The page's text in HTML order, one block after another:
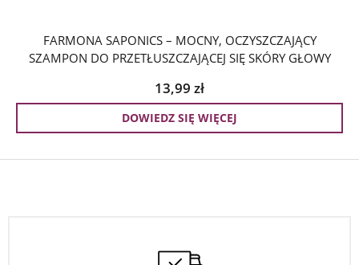
FARMONA SAPONICS – MOCNY, OCZYSZCZAJĄCY
SZAMPON DO PRZETŁUSZCZAJĄCEJ SIĘ SKÓRY GŁOWY
13,99 zł
DOWIEDZ SIĘ WIĘCEJ